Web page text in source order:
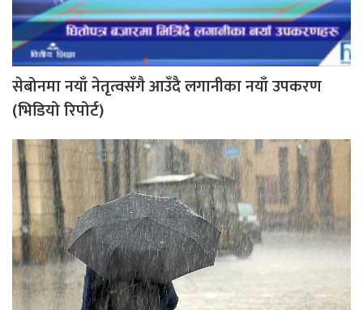
सेबोनमा नयाँ नेतृत्वसँगै आउँदै लगानीका नयाँ उपकरण
(भिडियो रिपोर्ट)